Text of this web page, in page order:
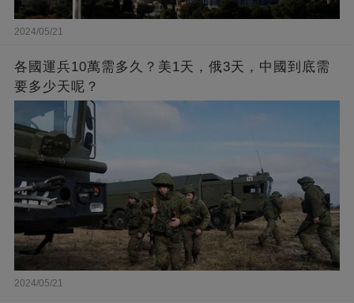
2024/05/21
各國運兵10萬需多久？美1天，俄3天，中國到底需
要多少天呢？
2024/05/21